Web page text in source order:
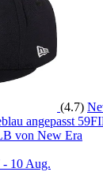
(4.7)
angepasst
von New Era
- 10 Aug.